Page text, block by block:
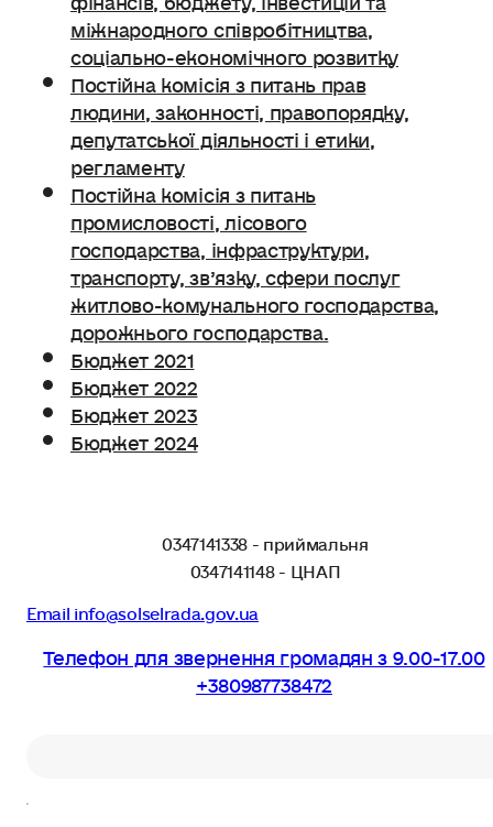
міжнародного співробітництва,
соціально-економічного розвитку
Постійна комісія з питань прав
людини, законності, правопорядку,
депутатської діяльності і етики,
регламенту
Постійна комісія з питань
промисловості, лісового
господарства, інфраструктури,
транспорту, зв’язку, сфери послуг
житлово-комунального господарства,
дорожнього господарства.
Бюджет 2021
Бюджет 2022
Бюджет 2023
Бюджет 2024
0347141338 - приймальня
0347141148 - ЦНАП
Email info@solselrada.gov.ua
Телефон для звернення громадян з 9.00-17.00
+380987738472